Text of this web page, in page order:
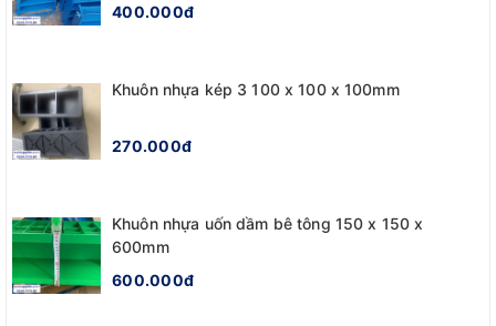
400.000đ
Khuôn nhựa kép 3 100 x 100 x 100mm
270.000đ
Khuôn nhựa uốn dầm bê tông 150 x 150 x
600mm
600.000đ